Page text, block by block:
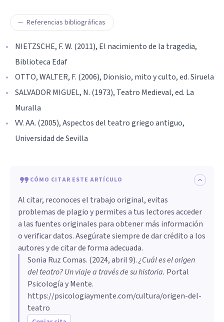
Referencias bibliográficas
NIETZSCHE, F. W. (2011), El nacimiento de la tragedia,
Biblioteca Edaf
OTTO, WALTER, F. (2006), Dionisio, mito y culto, ed. Siruela
SALVADOR MIGUEL, N. (1973), Teatro Medieval, ed. La
Muralla
VV. AA. (2005), Aspectos del teatro griego antiguo,
Universidad de Sevilla
CÓMO CITAR ESTE ARTÍCULO
Al citar, reconoces el trabajo original, evitas
problemas de plagio y permites a tus lectores acceder
a las fuentes originales para obtener más información
o verificar datos. Asegúrate siempre de dar crédito a los
autores y de citar de forma adecuada.
Sonia Ruz Comas. (2024, abril 9).¿Cuál es el origen
del teatro? Un viaje a través de su historia. Portal
Psicología y Mente.
https://psicologiaymente.com/cultura/origen-del-
teatro